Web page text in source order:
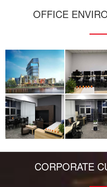
OFFICE
CORPORATE